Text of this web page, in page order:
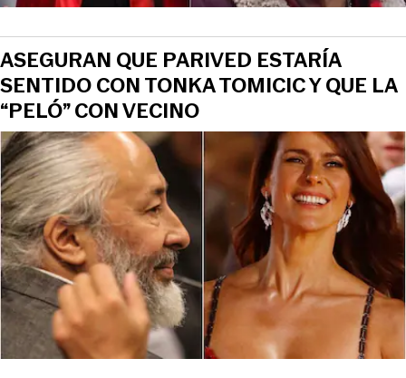
ASEGURAN QUE PARIVED ESTARÍA
SENTIDO CON TONKA TOMICIC Y QUE LA
“PELÓ” CON VECINO